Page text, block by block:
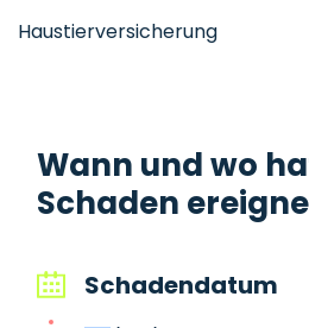
Haustierversicherung